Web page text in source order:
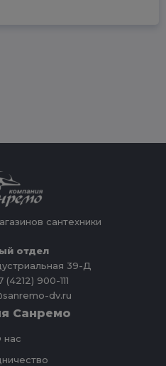
сантехники
отдел
39-Д
900-111
dv.ru
Санремо
нас